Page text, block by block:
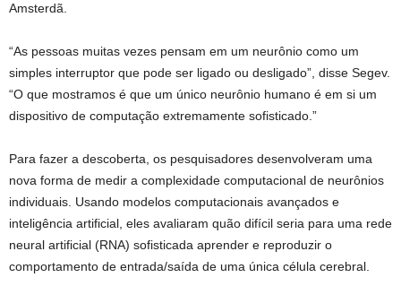
Amsterdã.
“As pessoas muitas vezes pensam em um neurônio como um
simples interruptor que pode ser ligado ou desligado”, disse Segev.
“O que mostramos é que um único neurônio humano é em si um
dispositivo de computação extremamente sofisticado.”
Para fazer a descoberta, os pesquisadores desenvolveram uma
nova forma de medir a complexidade computacional de neurônios
individuais. Usando modelos computacionais avançados e
inteligência artificial, eles avaliaram quão difícil seria para uma rede
neural artificial (RNA) sofisticada aprender e reproduzir o
comportamento de entrada/saída de uma única célula cerebral.